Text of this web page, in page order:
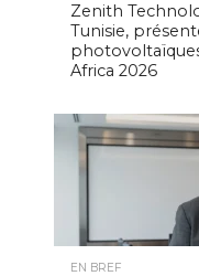
Zenith
Tunisie,
Africa 2026
EN BREF